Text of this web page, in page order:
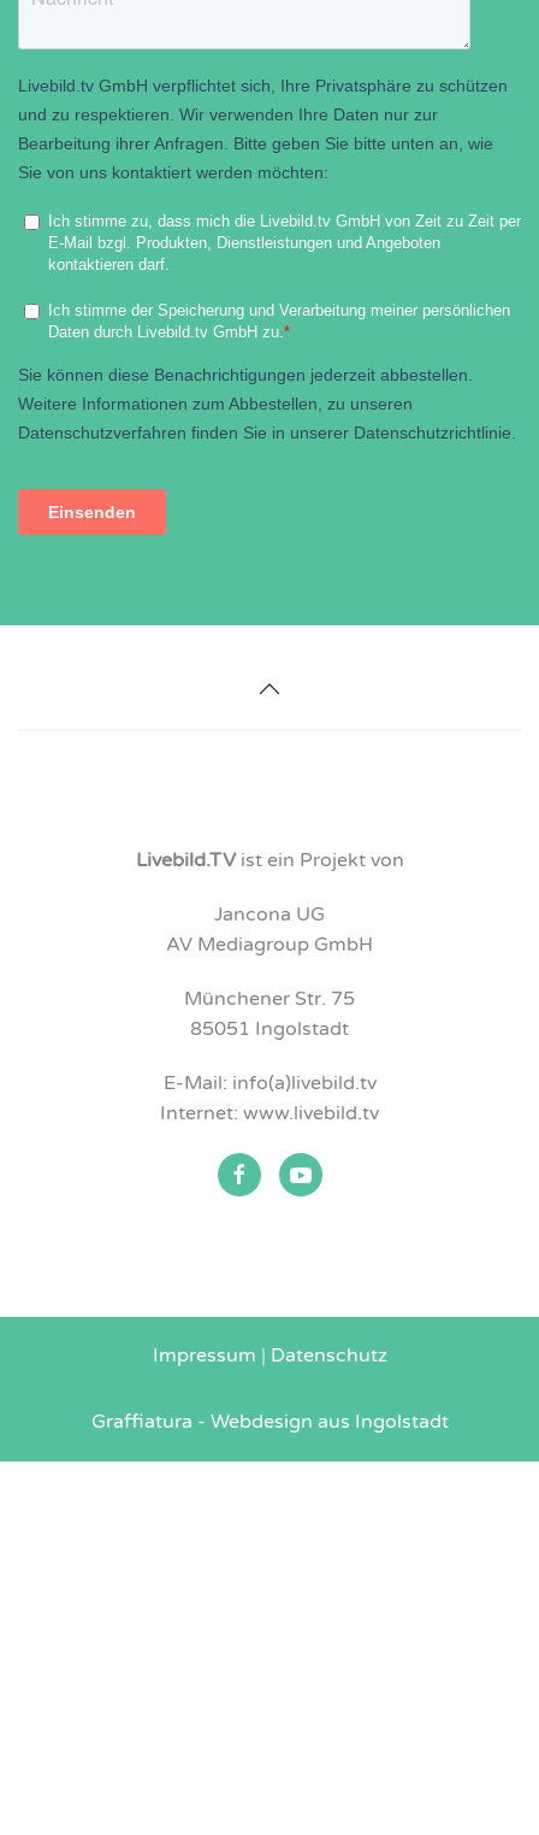
Livebild.TVist ein Projekt von
Jancona UG
AV Mediagroup GmbH
Münchener Str. 75
85051 Ingolstadt
E-Mail: info(a)livebild.tv
Internet: www.livebild.tv
Impressum | Datenschutz
Graffiatura - Webdesign aus Ingolstadt